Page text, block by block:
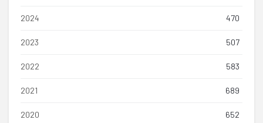
2024 470
2023 507
2022 583
2021 689
2020 652